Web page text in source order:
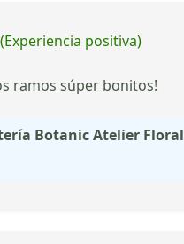
positiva)
ramos súper bonitos!
Botanic Atelier Floral